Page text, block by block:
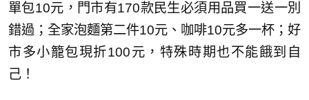
單包10元，門市有170款民生必須用品買一送一別
錯過；全家泡麵第二件10元、咖啡10元多一杯；好
市多小籠包現折100元，特殊時期也不能餓到自
己！